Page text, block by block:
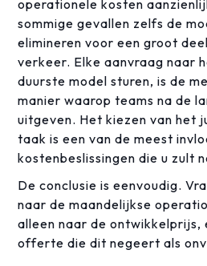
operationele kosten
sommige gevallen zelfs de
elimineren voor een groot
verkeer. Elke aanvraag naar
duurste model sturen, is de
manier waarop teams na de
uitgeven. Het kiezen van het
taak is een van de meest
kostenbeslissingen die u zult
De conclusie is eenvoudig.
naar de maandelijkse
alleen naar de ontwikkelprijs,
offerte die dit negeert als